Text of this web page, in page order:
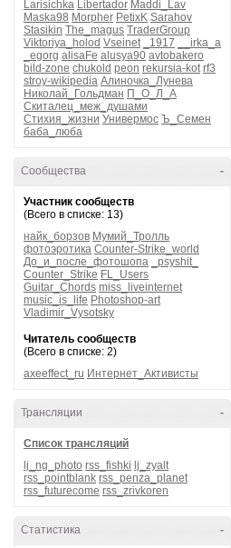
Larisichka Libertador Maddi_Lav
Maska98 Morpher PetixK Sarahov
Stasikin The_magus TraderGroup
Viktoriya_holod Vseinet _1917
__irka_a
_egorg alisaFe alusya90 avtobakero
bild-zone chukold peon rekursia-kot rf3
stroy-wikipedia Алиночка_Лунева
Николай_Гольдман П_О_Л_А
Скиталец_меж_душами
Стихия_жизни Универмос Ъ_Семен
баба_люба
-
Сообщества
Участник сообществ
(Всего в списке: 13)
найк_борзов Мумий_Тролль
фотоэротика Counter-Strike_world
До_и_после_фотошопа
_psyshit_
Counter_Strike FL_Users
Guitar_Chords miss_liveinternet
music_is_life Photoshop-art
Vladimir_Vysotsky
Читатель сообществ
(Всего в списке: 2)
axeeffect_ru Интернет_Активисты
-
Трансляции
Список трансляций
lj_ng_photo rss_fishki lj_zyalt
rss_pointblank rss_penza_planet
rss_futurecome rss_zrivkoren
-
Статистика